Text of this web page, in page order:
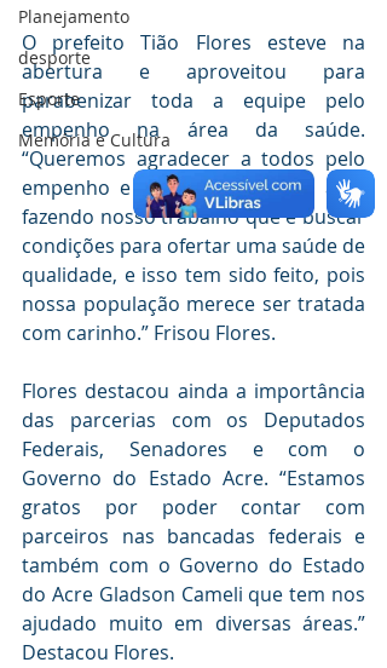
Planejamento
desporte
Esporte
Memória e Cultura
O prefeito Tião Flores esteve na
abertura e aproveitou para
parabenizar toda a equipe pelo
empenho na área da saúde.
“Queremos agradecer a todos pelo
empenho e dizer que estamos aqui
fazendo nosso trabalho que é buscar
condições para ofertar uma saúde de
qualidade, e isso tem sido feito, pois
nossa população merece ser tratada
com carinho.” Frisou Flores.
Flores destacou ainda a importância
das parcerias com os Deputados
Federais, Senadores e com o
Governo do Estado Acre. “Estamos
gratos por poder contar com
parceiros nas bancadas federais e
também com o Governo do Estado
do Acre Gladson Cameli que tem nos
ajudado muito em diversas áreas.”
Destacou Flores.